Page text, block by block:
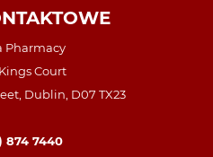
Pharmacy
Court
Dublin, D07 TX23
874 7440